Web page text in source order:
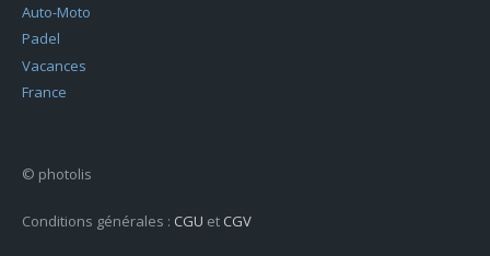
Auto-Moto
Padel
Vacances
France
© photolis
Conditions générales : CGU et CGV